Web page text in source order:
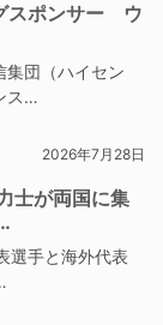
スポンサー ウ
団（ハイセン
ス…
2026年7月28日
士が両国に集
選手と海外代表